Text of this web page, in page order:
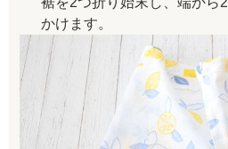
かけます。